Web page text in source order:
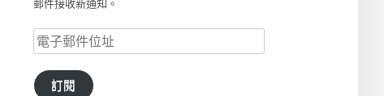
郵件接收新通知。
訂閱